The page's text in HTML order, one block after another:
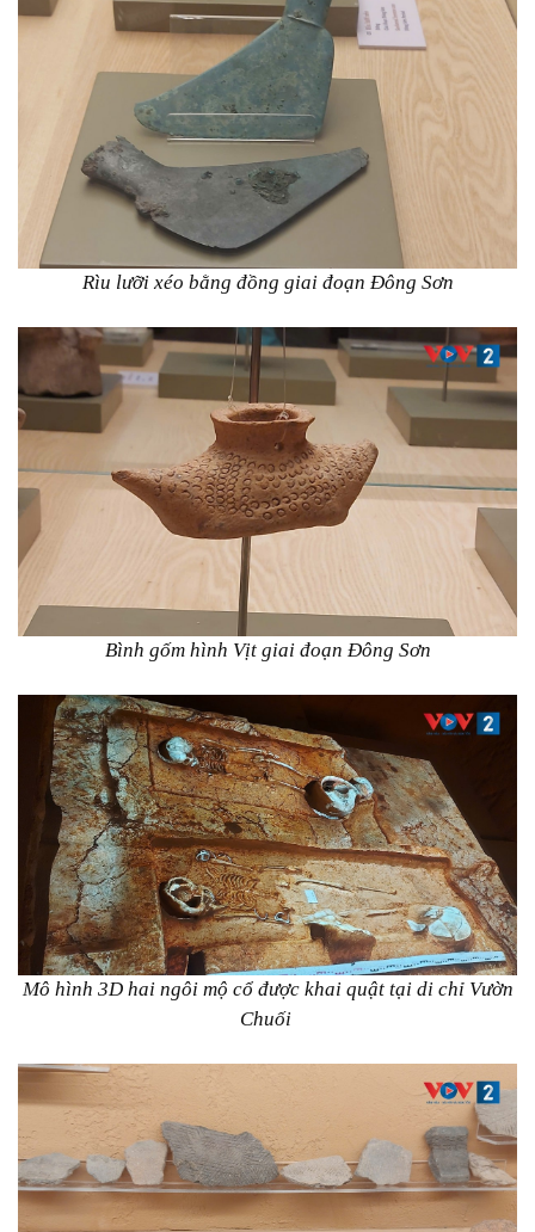
Rìu lưỡi xéo bằng đồng giai đoạn Đông Sơn
Bình gốm hình Vịt giai đoạn Đông Sơn
Mô hình 3D hai ngôi mộ cổ được khai quật tại di chỉ Vườn
Chuối